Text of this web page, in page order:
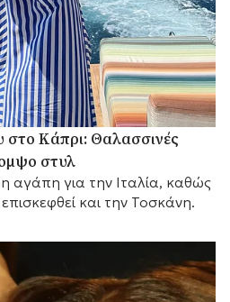
Κάπρι: Θαλασσινές
στυλ
αγάπη για την Ιταλία, καθώς
και την Τοσκάνη.